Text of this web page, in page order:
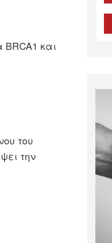
και
του
την